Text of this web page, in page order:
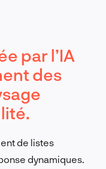
par l’IA
des
de listes
dynamiques.